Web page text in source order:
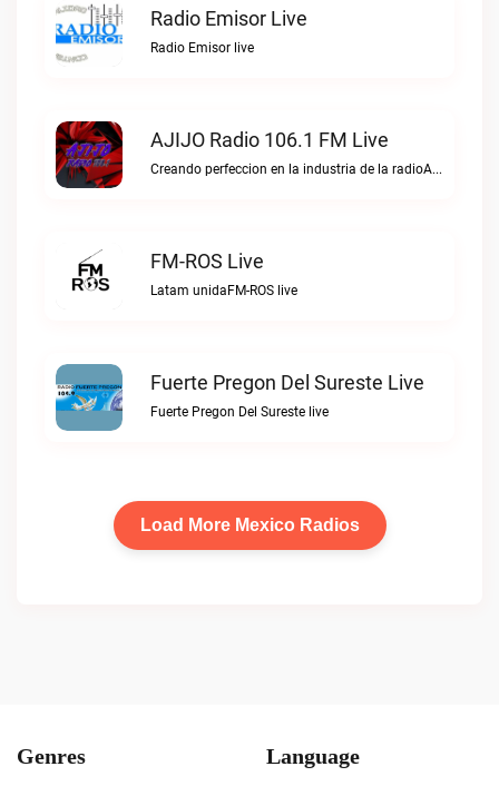
Radio Emisor Live
Radio Emisor live
AJIJO Radio 106.1 FM Live
Creando perfeccion en la industria de la radioAJIJO Radio 106.1 FM live
FM-ROS Live
Latam unidaFM-ROS live
Fuerte Pregon Del Sureste Live
Fuerte Pregon Del Sureste live
Load More Mexico Radios
Genres Language